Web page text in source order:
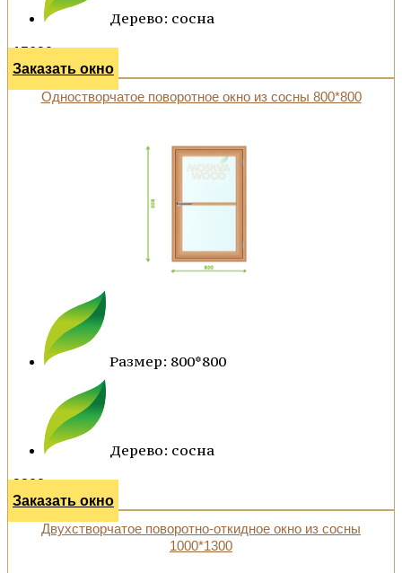
Дерево: сосна
15690 р.
Заказать окно
Одностворчатое поворотное окно из сосны 800*800
Размер: 800*800
Дерево: сосна
9200 р.
Заказать окно
Двухстворчатое поворотно-откидное окно из сосны
1000*1300